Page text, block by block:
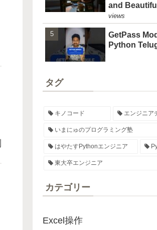
and
views
GetPass
Python
タグ
キノコード エンジニア
いまにゅのプログラミング塾
はやたすPythonエンジニア
東大卒エンジニア
カテゴリー
Excel操作